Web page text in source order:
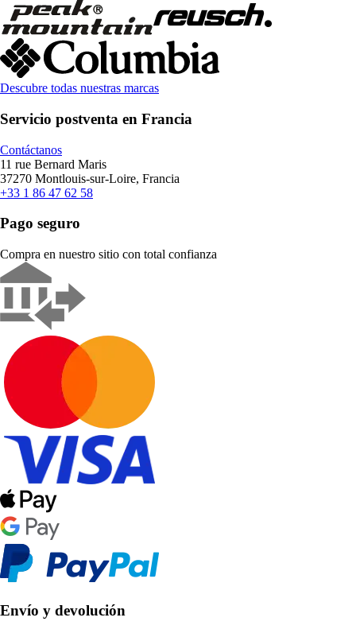
Descubre todas nuestras marcas
Servicio postventa en Francia
Contáctanos
11 rue Bernard Maris
37270 Montlouis-sur-Loire, Francia
+33 1 86 47 62 58
Pago seguro
Compra en nuestro sitio con total confianza
Envío y devolución